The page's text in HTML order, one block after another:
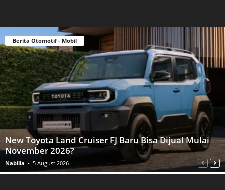
Berita Otomotif - Mobil
New Toyota Land Cruiser FJ Baru Bisa Dijual Mulai
November 2026?
Nabilla - 5 August 2026